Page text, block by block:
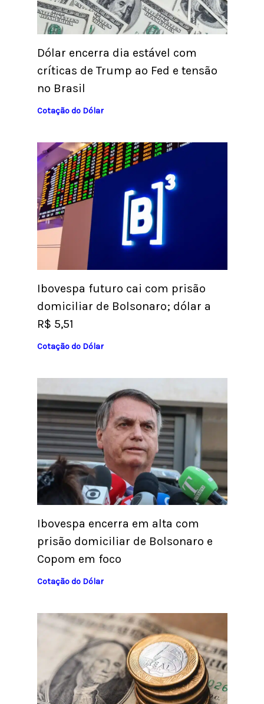
Dólar encerra dia estável com
críticas de Trump ao Fed e tensão
no Brasil
Cotação do Dólar
Ibovespa futuro cai com prisão
domiciliar de Bolsonaro; dólar a
R$ 5,51
Cotação do Dólar
Ibovespa encerra em alta com
prisão domiciliar de Bolsonaro e
Copom em foco
Cotação do Dólar